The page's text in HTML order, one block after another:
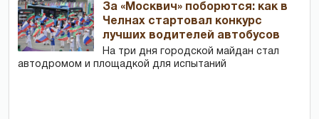
За «Москвич» поборются: как в
Челнах стартовал конкурс
лучших водителей автобусов
На три дня городской майдан стал
автодромом и площадкой для испытаний